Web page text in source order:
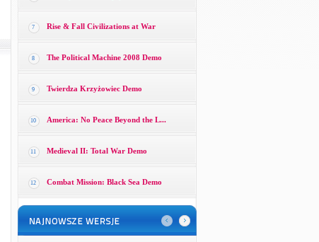
7 Rise & Fall Civilizations at War
8 The Political Machine 2008 Demo
9 Twierdza Krzyżowiec Demo
10 America: No Peace Beyond the L...
11 Medieval II: Total War Demo
12 Combat Mission: Black Sea Demo